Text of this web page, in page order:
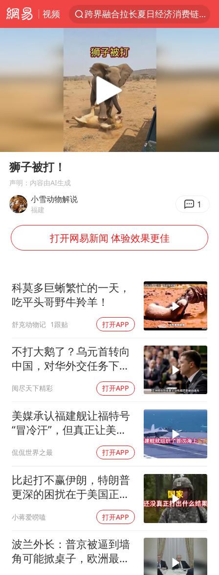
视频
跨界融合拉长夏日经济消费链条
白海豚逼近浙闽沿海
上海暴雨红色预警
伯克希尔净买入约200亿美元股票
“伊斯兰版北约”出现
台铃电动车仅骑一年就断电趴窝
方桃子代言广告视频已下架
白海豚在海上打了个结
构建更高水平的全民健身公共服务体系
Play
狮子被打！
声明：内容由AI生成
小雪动物解说
福建 1
打开网易新闻 体验效果更佳
科莫多巨蜥繁忙的一天，
吃平头哥野牛羚羊！
舒克动物记 1跟贴 打开APP
不打大鹅了？乌元首转向
中国，对华外交任务下
阅尽天下精彩 打开APP
美媒承认福建舰让福特号
“冒冷汗”，但真正让美国
紧张的根本不是航母本身
侃侃世界之最 打开APP
比起打不赢伊朗，特朗普
更深的困扰在于美国正重
小蒋爱唠嗑 打开APP
波兰外长：普京被逼到墙
角可能掀桌子，欧洲最担